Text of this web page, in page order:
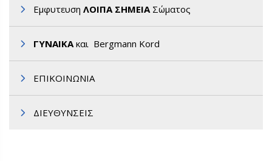
Εμφυτευση ΛΟΙΠΑ ΣΗΜΕΙΑ Σώματος
ΓΥΝΑΙΚΑ και Bergmann Kord
ΕΠΙΚΟΙΝΩΝΙΑ
ΔΙΕΥΘΥΝΣΕΙΣ